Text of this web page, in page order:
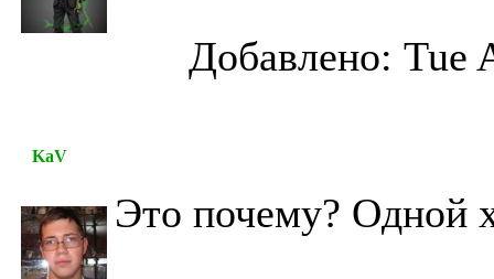
Добавлено: Tue
KaV
Это почему? Одной